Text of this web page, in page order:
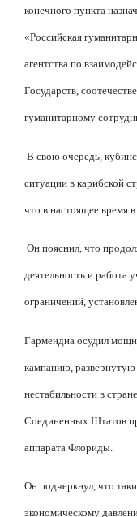
конечного пункта
«Российская
агентства по
Государств,
гуманитарному
В свою очередь,
ситуации в карибской
что в настоящее время
Он пояснил, что
деятельность и работа
ограничений,
Гармендиа осудил
кампанию,
нестабильности в
Соединенных Штатов
аппарата Флориды.
Он подчеркнул, что
экономическому